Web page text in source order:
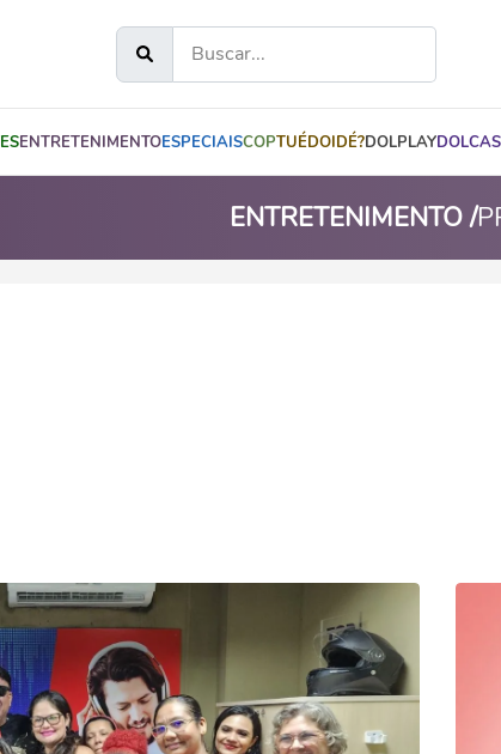
ENTRETENIMENTOESPECIAISCOPTUÉDOIDÉ?DOLPLAY
ENTRETENIMENTO /